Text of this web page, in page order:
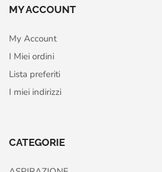
MY ACCOUNT
My Account
I Miei ordini
Lista preferiti
I miei indirizzi
CATEGORIE